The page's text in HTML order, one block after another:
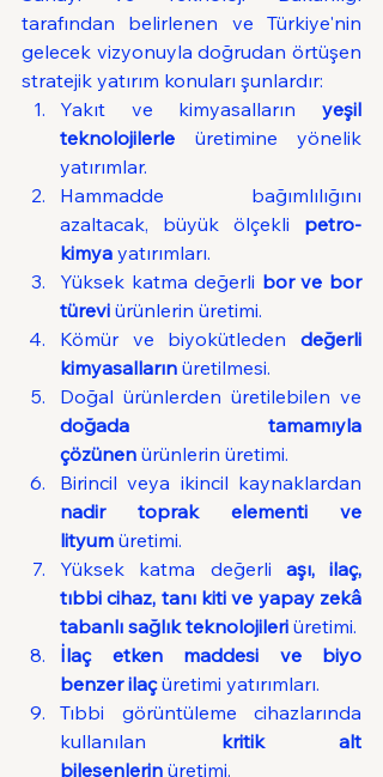
tarafından belirlenen ve Türkiye'nin
gelecek vizyonuyla doğrudan örtüşen
stratejik yatırım konuları şunlardır:
Yakıt ve kimyasalların yeşil
teknolojilerle üretimine yönelik
yatırımlar.
Hammadde bağımlılığını
azaltacak, büyük ölçekli petro-
kimya yatırımları.
Yüksek katma değerli bor ve bor
türevi ürünlerin üretimi.
Kömür ve biyokütleden değerli
kimyasalların üretilmesi.
doğada tamamıyla
çözünen ürünlerin üretimi.
nadir toprak elementi ve
lityum üretimi.
Yüksek katma değerli aşı, ilaç,
tıbbi cihaz, tanı kiti ve yapay zekâ
tabanlı sağlık teknolojileri üretimi.
İlaç etken maddesi ve biyo
benzer ilaç üretimi yatırımları.
Tıbbi görüntüleme cihazlarında
kullanılan kritik alt
bileşenlerin üretimi.